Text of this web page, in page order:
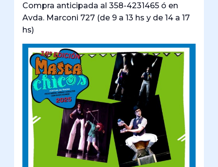
Compra anticipada al 358-4231465 ó en
Avda. Marconi 727 (de 9 a 13 hs y de 14 a 17
hs)